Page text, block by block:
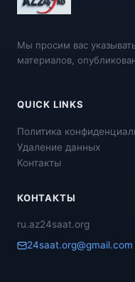
Мы просим вас
материалов,
QUICK LINKS
Политика
Удаление данных
Контакты
КОНТАКТЫ
ru.az24saat.org
24saat.org@gmail.com